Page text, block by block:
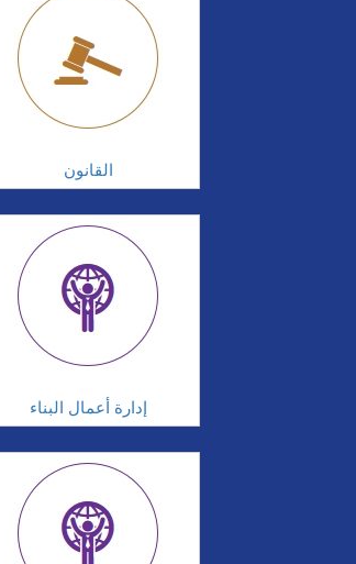
القانون
إدارة أعمال البناء